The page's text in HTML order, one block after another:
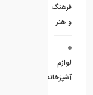
فرهنگ
و هنر
لوازم
آشپزخانه